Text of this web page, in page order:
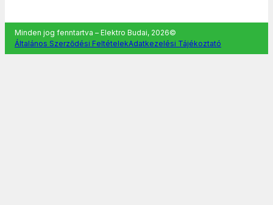
Minden jog fenntartva – Elektro Budai, 2026©
Általános Szerződési FeltételekAdatkezelési Tájékoztató